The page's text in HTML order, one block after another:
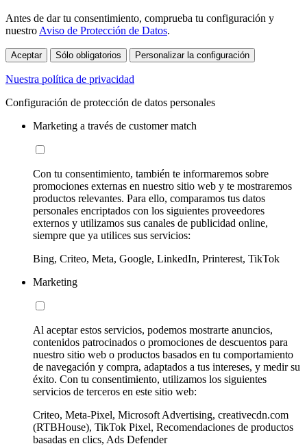
Antes de dar tu consentimiento, comprueba tu configuración y
nuestro Aviso de Protección de Datos.
Aceptar Sólo obligatorios Personalizar la configuración
Nuestra política de privacidad
Configuración de protección de datos personales
Marketing a través de customer match
Con tu consentimiento, también te informaremos sobre
promociones externas en nuestro sitio web y te mostraremos
productos relevantes. Para ello, comparamos tus datos
personales encriptados con los siguientes proveedores
externos y utilizamos sus canales de publicidad online,
siempre que ya utilices sus servicios:
Bing, Criteo, Meta, Google, LinkedIn, Printerest, TikTok
Marketing
Al aceptar estos servicios, podemos mostrarte anuncios,
contenidos patrocinados o promociones de descuentos para
nuestro sitio web o productos basados en tu comportamiento
de navegación y compra, adaptados a tus intereses, y medir su
éxito. Con tu consentimiento, utilizamos los siguientes
servicios de terceros en este sitio web:
Criteo, Meta-Pixel, Microsoft Advertising, creativecdn.com
(RTBHouse), TikTok Pixel, Recomendaciones de productos
basadas en clics, Ads Defender